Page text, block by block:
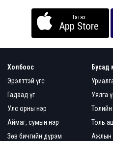
Татах
App Store
Холбоос
Эрэлттэй үгс
Гадаад үг
Улс орны нэр
Аймаг, сумын нэр
Зөв бичгийн дүрэм
Бусад
Уялга
Толийн
Толь
Ажлын